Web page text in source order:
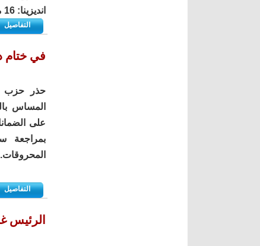
انديزينا: 16 ملم
التفاصيل
في ختام
حذر حزب
المساس
على
بمراجعة
المحروقات.
التفاصيل
الرئيس